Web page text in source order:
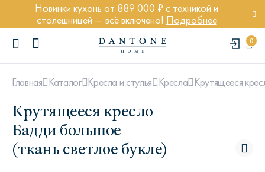
Новинки кухонь от 889 000 ₽ с техникой и
столешницей — всё включено! Подробнее
0
ПОПУЛЯРНЫЕ ЗАПРОСЫ
Главная Каталог Кресла и стулья Кресла Крутящееся
Крутящееся кресло
Бадди большое
(ткань светлое букле)